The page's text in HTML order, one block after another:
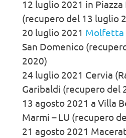
12 luglio 2021 in
(recupero del 13 luglio
20 luglio 2021 Molfetta
San Domenico
2020)
24 luglio 2021 Cervia
Garibaldi (recupero del
13 agosto 2021 a Villa
Marmi – LU (recupero
21 agosto 2021